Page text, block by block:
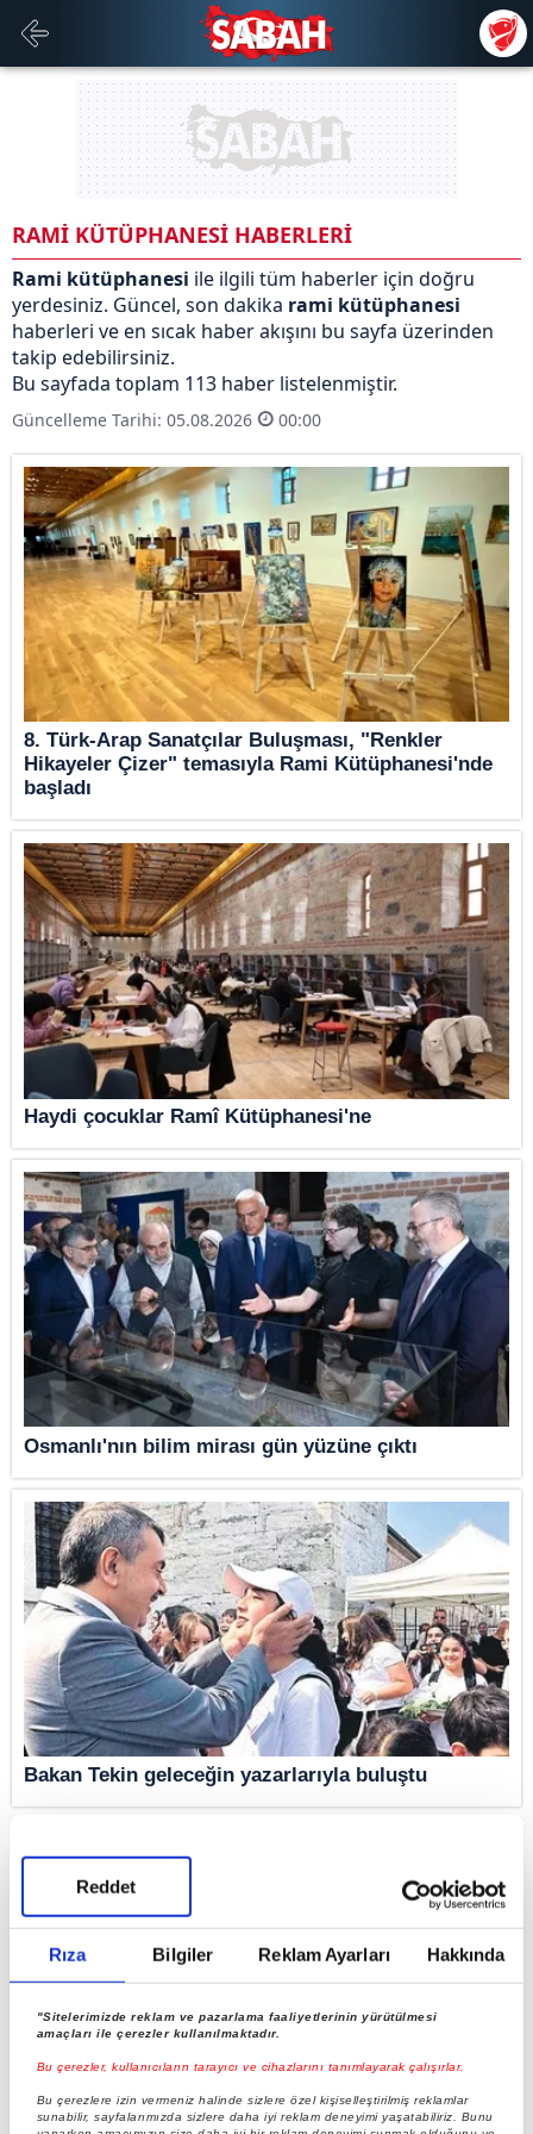
Rıza Bilgiler Reklam Ayarları Hakkında
"Sitelerimizde reklam ve pazarlama faaliyetlerinin yürütülmesi
amaçları ile çerezler kullanılmaktadır.
Bu çerezler, kullanıcıların tarayıcı ve cihazlarını tanımlayarak çalışırlar.
Bu çerezlere izin vermeniz halinde sizlere özel kişiselleştirilmiş reklamlar
sunabilir, sayfalarımızda sizlere daha iyi reklam deneyimi yaşatabiliriz. Bunu
Reddet
RAMİ KÜTÜPHANESİ HABERLERİ
Rami kütüphanesi ile ilgili tüm haberler için doğru
yerdesiniz. Güncel, son dakika rami kütüphanesi
haberleri ve en sıcak haber akışını bu sayfa üzerinden
takip edebilirsiniz.
Bu sayfada toplam 113 haber listelenmiştir.
Güncelleme Tarihi: 05.08.2026 00:00
8. Türk-Arap Sanatçılar Buluşması, "Renkler
Hikayeler Çizer" temasıyla Rami Kütüphanesi'nde
başladı
Haydi çocuklar Ramî Kütüphanesi'ne
Osmanlı'nın bilim mirası gün yüzüne çıktı
Bakan Tekin geleceğin yazarlarıyla buluştu
Milli Eğitim Bakanı Yusuf Tekin "Geleceğin
Yazarları İstanbul Fuarı"nı gezdi